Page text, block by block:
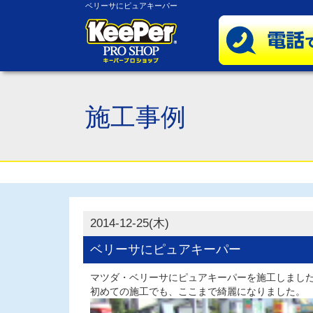
ベリーサにピュアキーパー
施工事例
2014-12-25(木)
ベリーサにピュアキーパー
マツダ・ベリーサにピュアキーパーを施工しまし
初めての施工でも、ここまで綺麗になりました。